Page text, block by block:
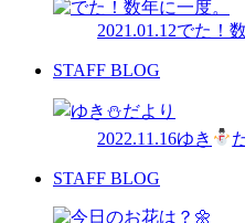
2021.01.12でた！
STAFF BLOG
2022.11.16ゆき
STAFF BLOG